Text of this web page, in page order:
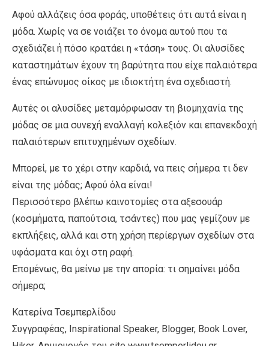
Αφού αλλάζεις όσα φοράς, υποθέτεις ότι αυτά είναι η
μόδα. Χωρίς να σε νοιάζει το όνομα αυτού που τα
σχεδιάζει ή πόσο κρατάει η «τάση» τους. Οι αλυσίδες
καταστημάτων έχουν τη βαρύτητα που είχε παλαιότερα
ένας επώνυμος οίκος με ιδιοκτήτη ένα σχεδιαστή.
Αυτές οι αλυσίδες μεταμόρφωσαν τη βιομηχανία της
μόδας σε μια συνεχή εναλλαγή κολεξιόν και επανεκδοχή
παλαιότερων επιτυχημένων σχεδίων.
Μπορεί, με το χέρι στην καρδιά, να πεις σήμερα τι δεν
είναι της μόδας; Αφού όλα είναι!
Περισσότερο βλέπω καινοτομίες στα αξεσουάρ
(κοσμήματα, παπούτσια, τσάντες) που μας γεμίζουν με
εκπλήξεις, αλλά και στη χρήση περίεργων σχεδίων στα
υφάσματα και όχι στη ραφή.
Επομένως, θα μείνω με την απορία: τι σημαίνει μόδα
σήμερα;
Κατερίνα Τσεμπερλίδου
Συγγραφέας, Inspirational Speaker, Blogger, Book Lover,